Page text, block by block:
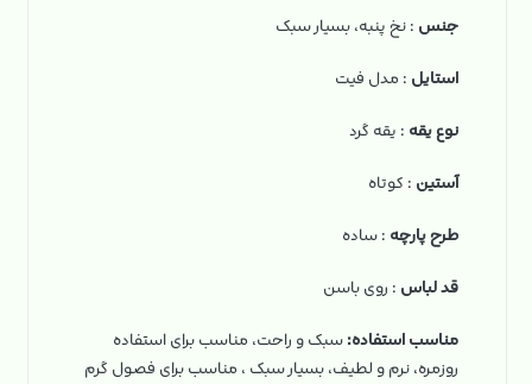
جنس : نخ‌ پنبه، بسیار سبک
استایل : مدل فیت
نوع یقه : یقه گرد
آستین : کوتاه
طرح پارچه : ساده
قد لباس : روی باسن
مناسب استفاده:سبک و راحت، مناسب برای استفاده
روزمره، نرم و لطیف، بسیار سبک ، مناسب برای فصول گرم